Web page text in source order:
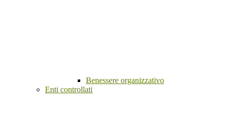
Benessere organizzativo
Enti controllati